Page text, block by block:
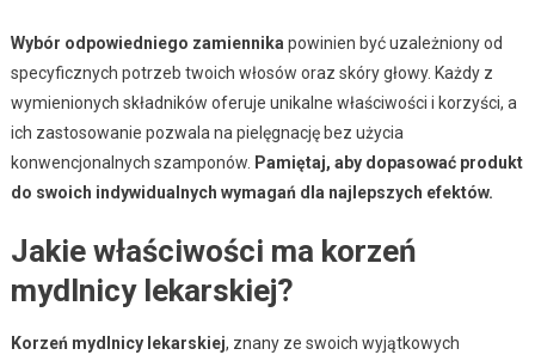
Wybór odpowiedniego zamiennika powinien być uzależniony od
specyficznych potrzeb twoich włosów oraz skóry głowy. Każdy z
wymienionych składników oferuje unikalne właściwości i korzyści, a
ich zastosowanie pozwala na pielęgnację bez użycia
konwencjonalnych szamponów. Pamiętaj, aby dopasować produkt
do swoich indywidualnych wymagań dla najlepszych efektów.
Jakie właściwości ma korzeń
mydlnicy lekarskiej?
Korzeń mydlnicy lekarskiej, znany ze swoich wyjątkowych